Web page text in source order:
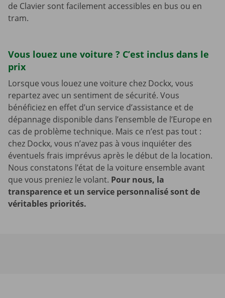
de Clavier sont facilement accessibles en bus ou en
tram.
Vous louez une voiture ? C’est inclus dans le
prix
Lorsque vous louez une voiture chez Dockx, vous
repartez avec un sentiment de sécurité. Vous
bénéficiez en effet d’un service d’assistance et de
dépannage disponible dans l’ensemble de l’Europe en
cas de problème technique. Mais ce n’est pas tout :
chez Dockx, vous n’avez pas à vous inquiéter des
éventuels frais imprévus après le début de la location.
Nous constatons l’état de la voiture ensemble avant
que vous preniez le volant. Pour nous, la
transparence et un service personnalisé sont de
véritables priorités.